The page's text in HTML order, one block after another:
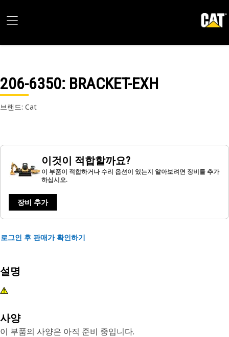
206-6350: BRACKET-EXH
브랜드: Cat
이것이 적합할까요?
이 부품이 적합하거나 수리 옵션이 있는지 알아보려면 장비를 추가
하십시오.
장비 추가
로그인 후 판매가 확인하기
설명
사양
이 부품의 사양은 아직 준비 중입니다.